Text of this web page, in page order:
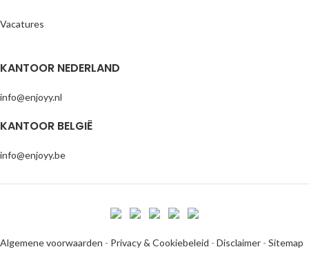
Vacatures
KANTOOR NEDERLAND
info@enjoyy.nl
KANTOOR BELGIË
info@enjoyy.be
Algemene voorwaarden - Privacy & Cookiebeleid - Disclaimer - Sitemap